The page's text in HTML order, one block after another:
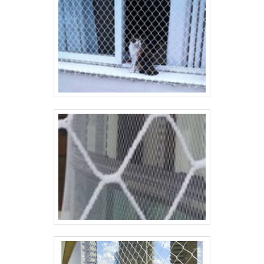
tamanhos de Concertina, para atender às
necessidades específicas de cada cliente. Os
preços variam de acordo com o tipo de
Concertina escolhida e a quantidade necessária
para a instalação.Para garantir a segurança e a
durabilidade da Concertina, é fundamental
contar com uma empresa de confiança, como a
Zeca Telas e Alambrados. Com anos de
experiência no mercado, a empresa se destaca
pela qualidade dos produtos e pela satisfação
dos clientes.